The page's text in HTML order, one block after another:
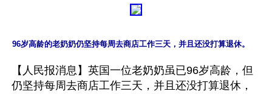
【人民报消息】英国一位老奶奶虽已96岁高龄，但
仍坚持每周去商店工作三天，并且还没打算退休，